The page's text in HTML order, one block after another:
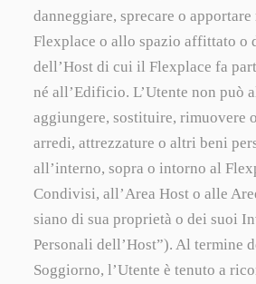
danneggiare, sprecare o
Flexplace o allo spazio affittato o
dell’Host di cui il Flexplace fa
né all’Edificio. L’Utente non può
aggiungere, sostituire, rimuovere
arredi, attrezzature o altri beni
all’interno, sopra o intorno al
Condivisi, all’Area Host o alle
siano di sua proprietà o dei suoi
Personali dell’Host”). Al termine
Soggiorno, l’Utente è tenuto a